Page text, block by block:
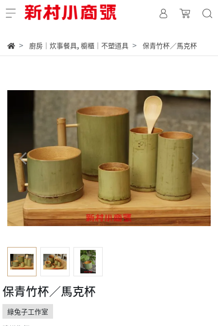
廚房｜炊事餐具, 櫥櫃｜不塑道具 保青竹杯／馬克杯
保青竹杯／馬克杯
綠兔子工作室